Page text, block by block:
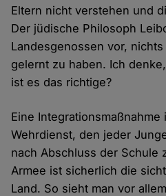
Eltern nicht verstehen und
Der jüdische Philosoph
Landesgenossen vor,
gelernt zu haben. Ich
ist es das richtige?
Eine
Wehrdienst, den jeder
nach Abschluss der Schule
Armee ist sicherlich die
Land. So sieht man vor